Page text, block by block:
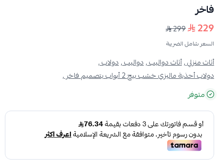
فاخر
229
299
السعر شامل الضريبة
أثاث منزلي ,أثاث دواليب ,دواليب ,دولاب ,
دولاب أحذية ماليزي خشب بيج 2 أبواب بتصميم فاخر ,
متوفر